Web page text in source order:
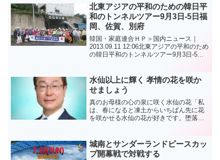
ら贈られたものです。北朝鮮から豊山犬
が贈られた事例は二...
北東アジアの平和のための韓日平
和のトンネルツアー9月3日-5日福
岡、佐賀、別府
韓国・家庭連合ＨＰ＞国内ニュース｜
2013.09.11 12:06北東アジアの平和のため
の韓日平和のトンネルツアー9月3日-5日
人が行ってきました。このツアーの動
機...
水仙以上に輝く 孝情の花を咲か
せましょう
真のお母様の心の泉に咲く水仙の花「私
は、春になると凍土からいちばん先に花
を咲かせる水仙の花が好きです。堕落に
にして慰めてさしあげるかを、この水仙
を通じて読み取っています...
城南とサンダーランドピースカッ
プ開幕戦で対戦する